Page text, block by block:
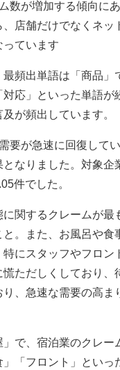
数が増加する傾向に
店舗だけでなくネ
っています
頻出単語は「商品」
対応」といった単語
が頻出しています。
要が急速に回復して
なりました。対象
件でした。
関するクレームが最
。また、お風呂や
にスタッフやフロ
ただしくしており
、急速な需要の高
で、宿泊業のクレー
「フロント」とい